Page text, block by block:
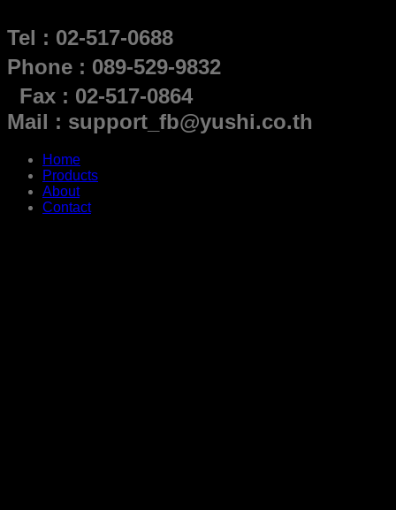
Tel : 02-517-0688
Phone : 089-529-9832
Fax : 02-517-0864
Mail : support_fb@yushi.co.th
Home
Products
About
Contact